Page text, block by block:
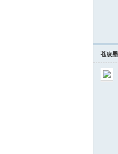
苍凌